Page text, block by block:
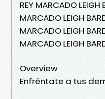
REY MARCADO LEIGH
MARCADO LEIGH
MARCADO LEIGH
MARCADO LEIGH
Overview
Enfréntate a tus